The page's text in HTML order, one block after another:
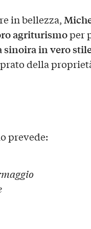
in bellezza,
agriturismoper
sinoira in vero
della
prevede: